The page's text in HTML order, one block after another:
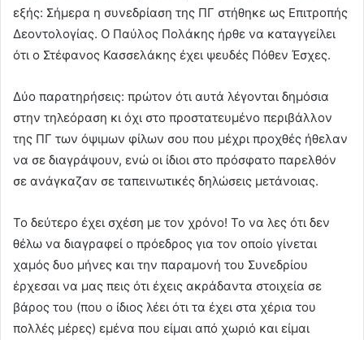
εξής: Σήμερα η συνεδρίαση της ΠΓ στήθηκε ως Επιτροπής
Δεοντολογίας. Ο Παύλος Πολάκης ήρθε να καταγγείλει
ότι ο Στέφανος Κασσελάκης έχει ψευδές Πόθεν Έσχες.
Δύο παρατηρήσεις: πρώτον ότι αυτά λέγονται δημόσια
στην τηλεόραση κι όχι στο προστατευμένο περιβάλλον
της ΠΓ των όψιμων φίλων σου που μέχρι προχθές ήθελαν
να σε διαγράψουν, ενώ οι ίδιοι στο πρόσφατο παρελθόν
σε ανάγκαζαν σε ταπεινωτικές δηλώσεις μετάνοιας.
Το δεύτερο έχει σχέση με τον χρόνο! Το να λες ότι δεν
θέλω να διαγραφεί ο πρόεδρος για τον οποίο γίνεται
χαμός δυο μήνες και την παραμονή του Συνεδρίου
έρχεσαι να μας πεις ότι έχεις ακράδαντα στοιχεία σε
βάρος του (που ο ίδιος λέει ότι τα έχει στα χέρια του
πολλές μέρες) εμένα που είμαι από χωριό και είμαι